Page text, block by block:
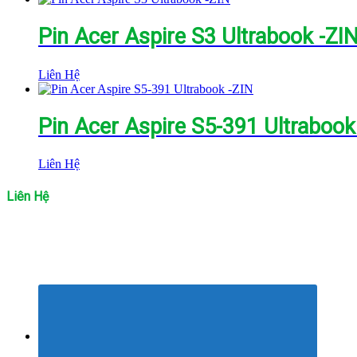
Pin Acer Aspire S3 Ultrabook -ZIN
Liên Hệ
Pin Acer Aspire S5-391
Liên Hệ
Liên Hệ